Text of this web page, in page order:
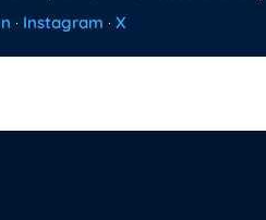
· Instagram · X